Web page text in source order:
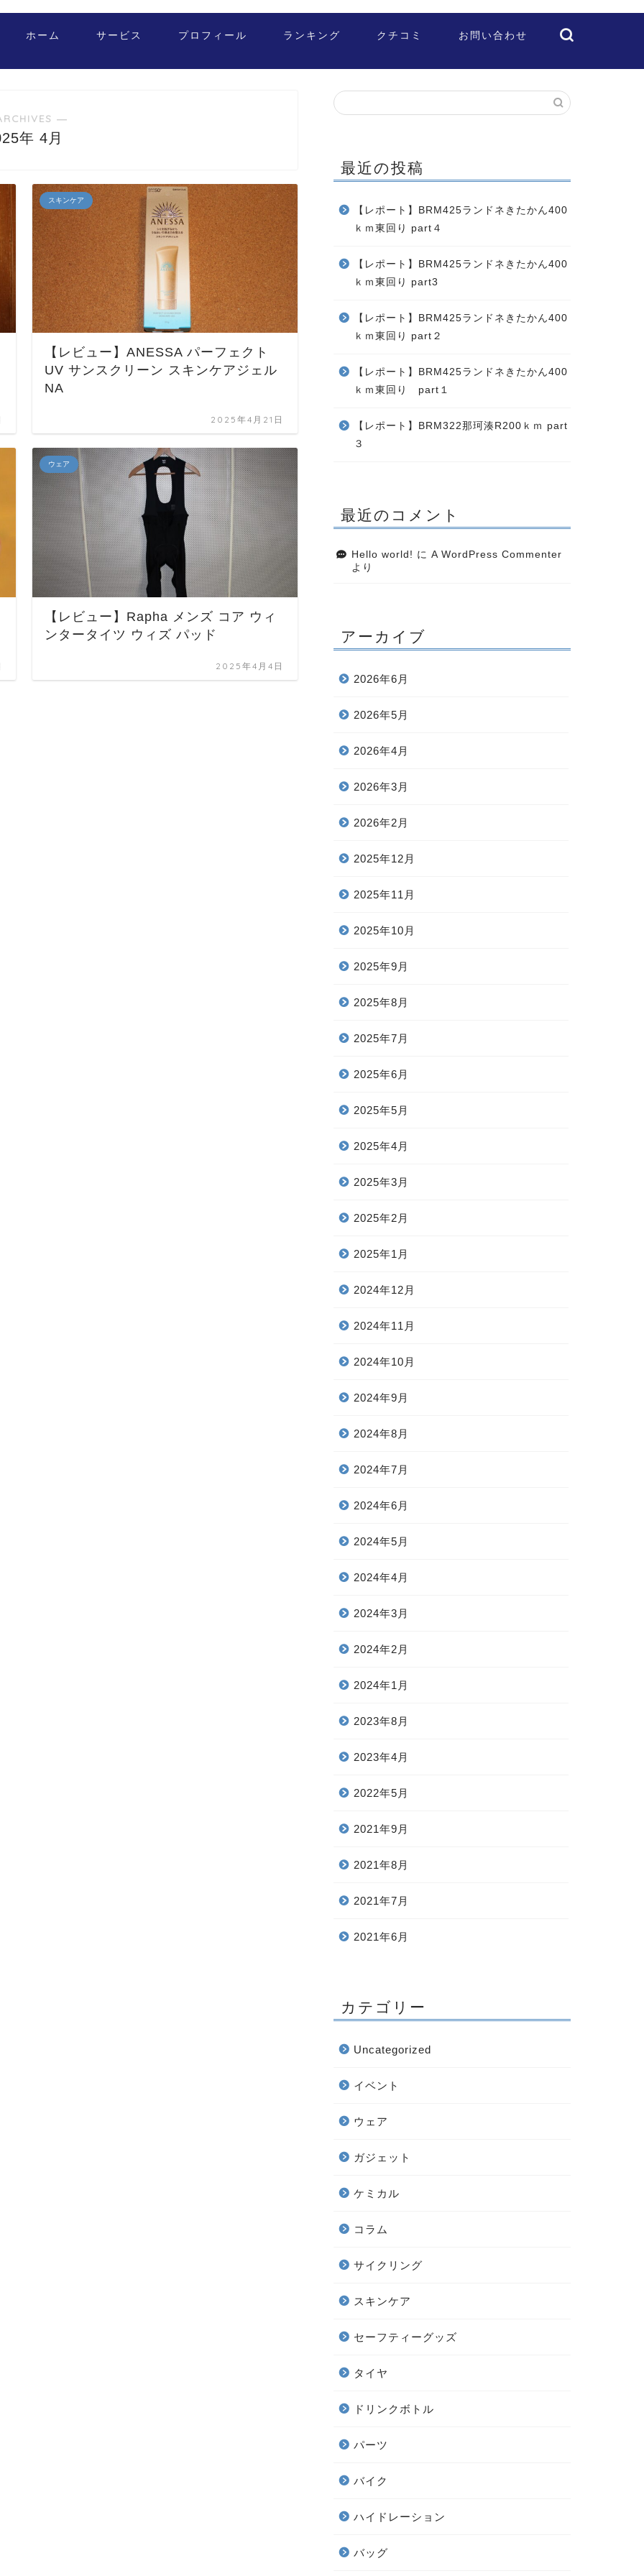
ホーム サービス プロフィール ランキング クチコミ お問い合わせ
―
年 4月
スキンケア
【レビュー】ANESSA パーフェクト
UV サンスクリーン スキンケアジェル
NA
2025年4月21日
ウェア
【レビュー】Rapha メンズ コア ウィ
ンタータイツ ウィズ パッド
2025年4月4日
最近の投稿
【レポート】BRM425ランドネきたかん400
ｋｍ東回り part４
【レポート】BRM425ランドネきたかん400
ｋｍ東回り part3
【レポート】BRM425ランドネきたかん400
ｋｍ東回り part２
【レポート】BRM425ランドネきたかん400
ｋｍ東回り part１
【レポート】BRM322那珂湊R200ｋｍ part
３
最近のコメント
Hello world! に A WordPress Commenter
より
アーカイブ
2026年6月
2026年5月
2026年4月
2026年3月
2026年2月
2025年12月
2025年11月
2025年10月
2025年9月
2025年8月
2025年7月
2025年6月
2025年5月
2025年4月
2025年3月
2025年2月
2025年1月
2024年12月
2024年11月
2024年10月
2024年9月
2024年8月
2024年7月
2024年6月
2024年5月
2024年4月
2024年3月
2024年2月
2024年1月
2023年8月
2023年4月
2022年5月
2021年9月
2021年8月
2021年7月
2021年6月
カテゴリー
Uncategorized
イベント
ウェア
ガジェット
ケミカル
コラム
サイクリング
スキンケア
セーフティーグッズ
タイヤ
ドリンクボトル
パーツ
バイク
ハイドレーション
バッグ